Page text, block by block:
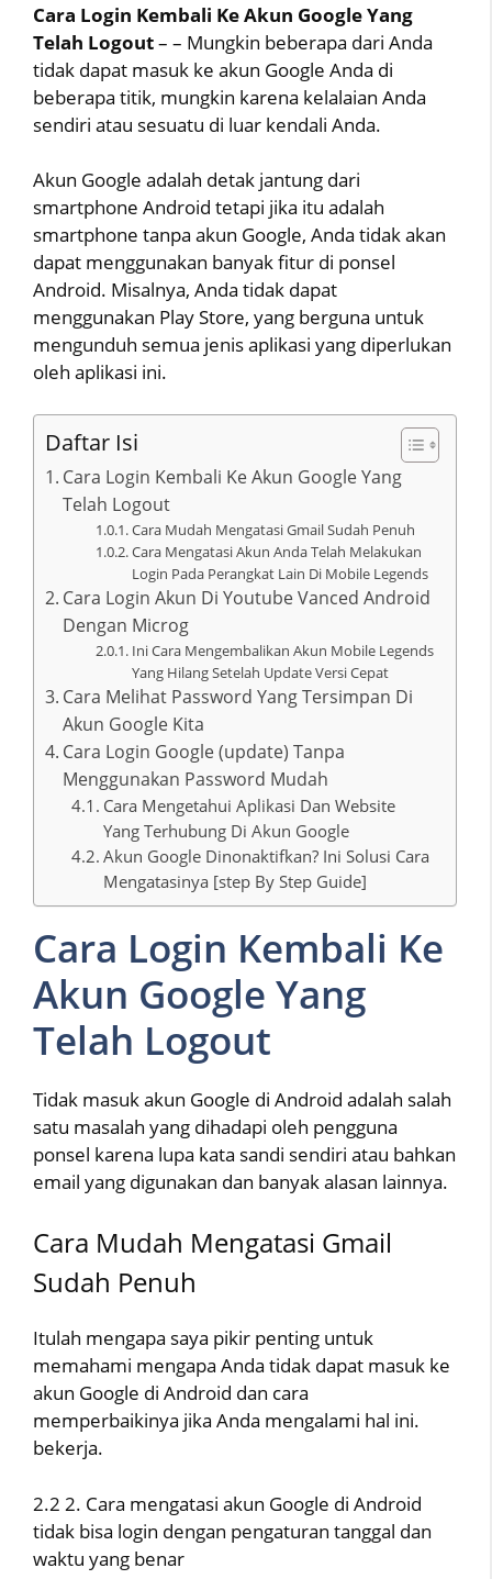
Cara Login Kembali Ke Akun Google Yang
Telah Logout– – Mungkin beberapa dari Anda
tidak dapat masuk ke akun Google Anda di
beberapa titik, mungkin karena kelalaian Anda
sendiri atau sesuatu di luar kendali Anda.
Akun Google adalah detak jantung dari
smartphone Android tetapi jika itu adalah
smartphone tanpa akun Google, Anda tidak akan
dapat menggunakan banyak fitur di ponsel
Android. Misalnya, Anda tidak dapat
menggunakan Play Store, yang berguna untuk
mengunduh semua jenis aplikasi yang diperlukan
oleh aplikasi ini.
Daftar Isi
Cara Login Kembali Ke Akun Google Yang
Telah Logout
Cara Mudah Mengatasi Gmail Sudah Penuh
Cara Mengatasi Akun Anda Telah Melakukan
Login Pada Perangkat Lain Di Mobile Legends
Cara Login Akun Di Youtube Vanced Android
Dengan Microg
Ini Cara Mengembalikan Akun Mobile Legends
Yang Hilang Setelah Update Versi Cepat
Cara Melihat Password Yang Tersimpan Di
Akun Google Kita
Cara Login Google (update) Tanpa
Menggunakan Password Mudah
Cara Mengetahui Aplikasi Dan Website
Yang Terhubung Di Akun Google
Akun Google Dinonaktifkan? Ini Solusi Cara
Mengatasinya [step By Step Guide]
Cara Login Kembali Ke
Akun Google Yang
Telah Logout
Tidak masuk akun Google di Android adalah salah
satu masalah yang dihadapi oleh pengguna
ponsel karena lupa kata sandi sendiri atau bahkan
email yang digunakan dan banyak alasan lainnya.
Cara Mudah Mengatasi Gmail
Sudah Penuh
Itulah mengapa saya pikir penting untuk
memahami mengapa Anda tidak dapat masuk ke
akun Google di Android dan cara
memperbaikinya jika Anda mengalami hal ini.
bekerja.
2.2 2. Cara mengatasi akun Google di Android
tidak bisa login dengan pengaturan tanggal dan
waktu yang benar